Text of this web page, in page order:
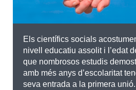
Els científics socials
nivell educatiu assolit i l’edat
que nombrosos estudis
amb més anys d’escolaritat
seva entrada a la primera